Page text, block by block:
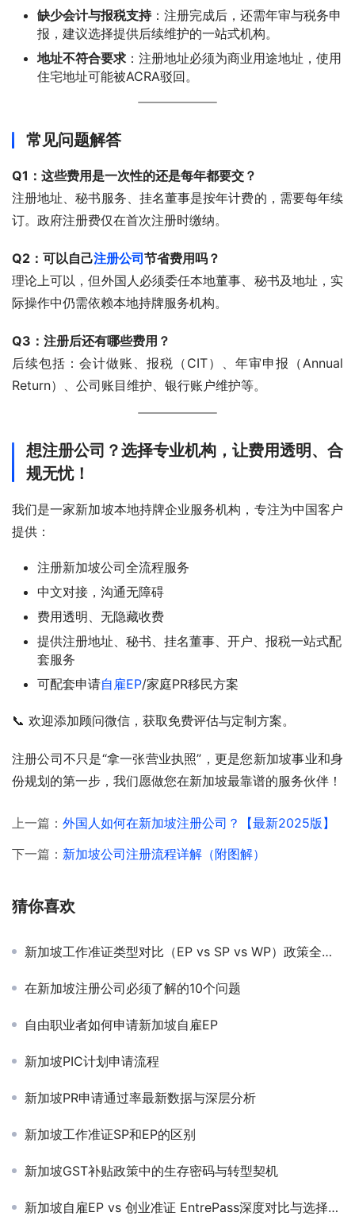
缺少会计与报税支持：注册完成后，还需年审与税务申
报，建议选择提供后续维护的一站式机构。
地址不符合要求 ：注册地址必须为商业用途地址，使用
住宅地址可能被ACRA驳回。
常见问题解答
Q1：这些费用是一次性的还是每年都要交？
注册地址、秘书服务、挂名董事是按年计费的，需要每年续
订。政府注册费仅在首次注册时缴纳。
Q2：可以自己注册公司节省费用吗？
理论上可以，但外国人必须委任本地董事、秘书及地址，实
际操作中仍需依赖本地持牌服务机构。
Q3：注册后还有哪些费用？
后续包括：会计做账、报税（CIT）、年审申报（Annual
Return）、公司账目维护、银行账户维护等。
想注册公司？选择专业机构，让费用透明、合
规无忧！
我们是一家新加坡本地持牌企业服务机构，专注为中国客户
提供：
注册新加坡公司全流程服务
中文对接，沟通无障碍
费用透明、无隐藏收费
提供注册地址、秘书、挂名董事、开户、报税一站式配
套服务
可配套申请自雇EP/家庭PR移民方案
📞 欢迎添加顾问微信，获取免费评估与定制方案。
注册公司不只是“拿一张营业执照”，更是您新加坡事业和身
份规划的第一步，我们愿做您在新加坡最靠谱的服务伙伴！
上一篇： 外国人如何在新加坡注册公司？【最新2025版】
下一篇： 新加坡公司注册流程详解（附图解）
猜你喜欢
新加坡工作准证类型对比（EP vs SP vs WP）政策全解析
在新加坡注册公司必须了解的10个问题
自由职业者如何申请新加坡自雇EP
新加坡PIC计划申请流程
新加坡PR申请通过率最新数据与深层分析
新加坡工作准证SP和EP的区别
新加坡GST补贴政策中的生存密码与转型契机
新加坡自雇EP vs 创业准证 EntrePass深度对比与选择策略